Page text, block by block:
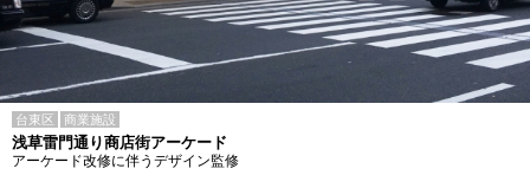
台東区 商業施設
浅草雷門通り商店街アーケード
アーケード改修に伴うデザイン監修